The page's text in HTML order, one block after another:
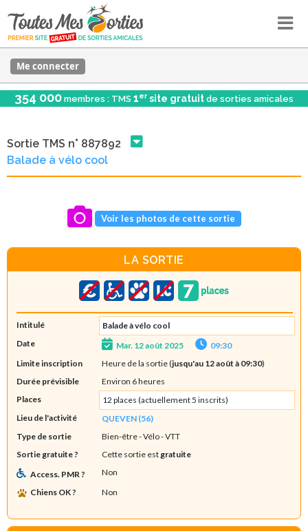
Me connecter
354 000 membres : TMS 1er site gratuit de sorties amicales
Sortie TMS n° 887892
Balade à vélo cool
Voir les photos de cette sortie
LA SORTIE
Intitulé
Balade à vélo cool
Date
Mar. 12 août 2025
09:30
Limite inscription
Heure de la sortie (jusqu'au 12 août à 09:30)
Durée prévisible
Environ 6 heures
Places
12 places (actuellement 5 inscrits)
Lieu de l'activité
QUEVEN (56)
Type de sortie
Bien-être- Vélo - VTT
Sortie gratuite ?
Cette sortie est gratuite
Access. PMR ?
Non
Chiens OK ?
Non